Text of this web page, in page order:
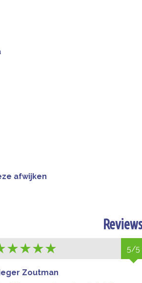
afwijken
Reviews
5/5
Zoutman